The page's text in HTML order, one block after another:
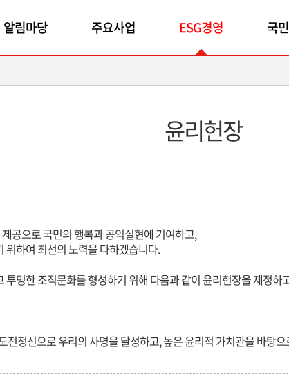
알림마당 주요사업 ESG경영 국
윤리헌장
공으로 국민의 행복과 공익실현에 기여하고,
위하여 최선의 노력을 다하겠습니다.
명한 조직문화를 형성하기 위해 다음과 같이 윤리헌장을 제정
전정신으로 우리의 사명을 달성하고, 높은 윤리적 가치관을 바탕